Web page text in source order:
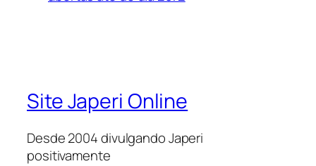
Site Japeri Online
Desde 2004 divulgando Japeri
positivamente